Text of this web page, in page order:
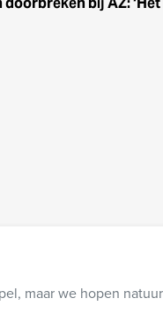
maar we hopen